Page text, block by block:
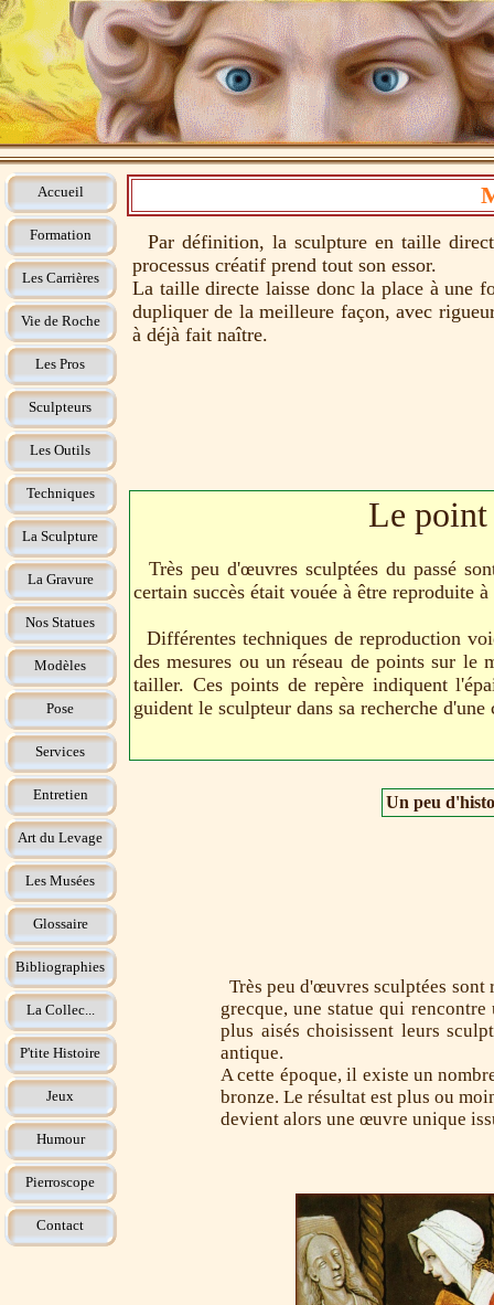
Accueil
Formation
Les Carrières
Vie de Roche
Les Pros
Sculpteurs
Les Outils
Techniques
La Sculpture
La Gravure
Nos Statues
Modèles
Pose
Services
Entretien
Art du Levage
Les Musées
Glossaire
Bibliographies
La Collec...
P'tite Histoire
Jeux
Humour
Pierroscope
Contact
Par définition, la sculpture en taille
processus créatif prend tout son essor.
La taille directe laisse donc la place à une
dupliquer de la meilleure façon, avec
à déjà fait naître.
Le
Très peu d'œuvres sculptées du passé
certain succès était vouée à être reproduite
Différentes techniques de reproduction
des mesures ou un réseau de points sur
tailler. Ces points de repère indiquent
guident le sculpteur dans sa recherche
Un peu
Très peu d'œuvres sculptées
grecque, une statue qui
plus aisés choisissent leurs
antique.
A cette époque, il existe un
bronze. Le résultat est plus ou
devient alors une œuvre unique